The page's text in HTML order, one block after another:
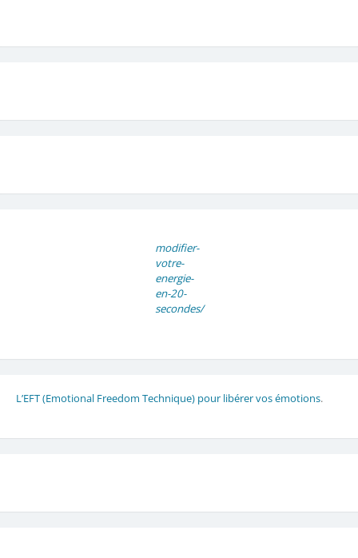
modifier-
votre-
energie-
en-20-
secondes/
L’EFT (Emotional Freedom Technique) pour libérer vos émotions.